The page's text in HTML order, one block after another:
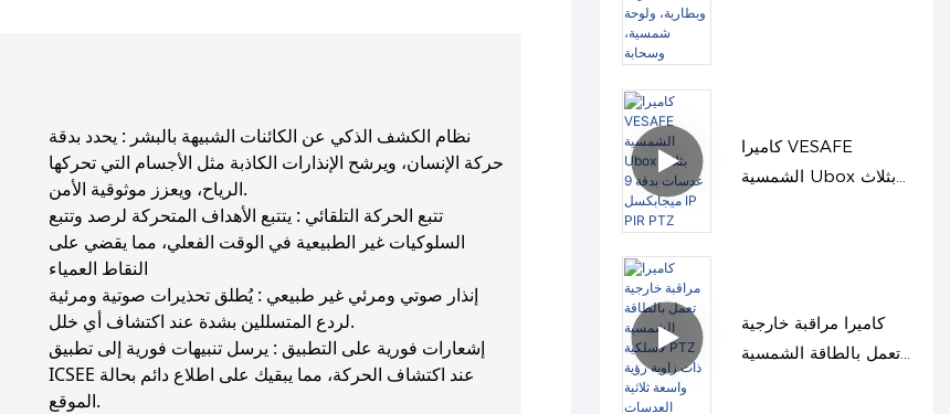
نظام الكشف الذكي عن الكائنات الشبيهة بالبشر : يحدد بدقة
حركة الإنسان، ويرشح الإنذارات الكاذبة مثل الأجسام التي تحركها
الرياح، ويعزز موثوقية الأمن.
تتبع الحركة التلقائي : يتتبع الأهداف المتحركة لرصد وتتبع
السلوكيات غير الطبيعية في الوقت الفعلي، مما يقضي على
النقاط العمياء
إنذار صوتي ومرئي غير طبيعي : يُطلق تحذيرات صوتية ومرئية
لردع المتسللين بشدة عند اكتشاف أي خلل.
إشعارات فورية على التطبيق : يرسل تنبيهات فورية إلى تطبيق
ICSEE عند اكتشاف الحركة، مما يبقيك على اطلاع دائم بحالة
الموقع.
كاميرا VESAFE
الشمسية Ubox بثلاث
كاميرا مراقبة خارجية
تعمل بالطاقة الشمسية